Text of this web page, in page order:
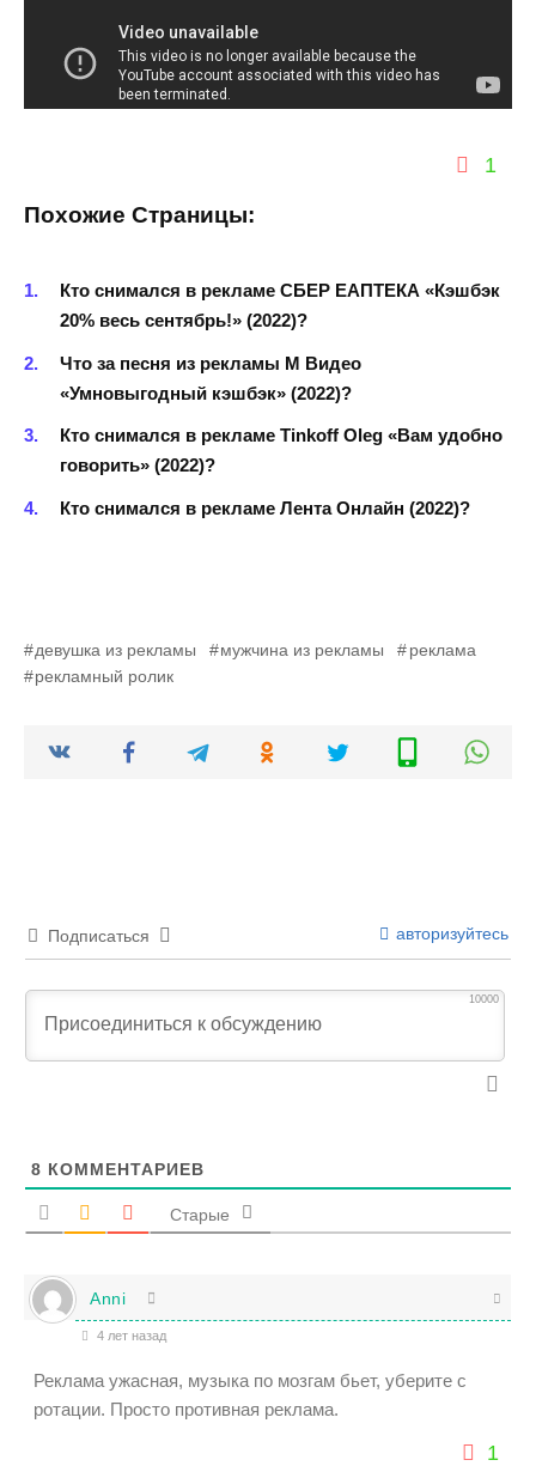
1
Похожие Страницы:
Кто снимался в рекламе СБЕР ЕАПТЕКА «Кэшбэк
20% весь сентябрь!» (2022)?
Что за песня из рекламы М Видео
«Умновыгодный кэшбэк» (2022)?
Кто снимался в рекламе Tinkoff Oleg «Вам удобно
говорить» (2022)?
Кто снимался в рекламе Лента Онлайн (2022)?
девушка из рекламы мужчина из рекламы
реклама
рекламный ролик
Подписаться авторизуйтесь
10000
8 КОММЕНТАРИЕВ
Старые
Anni
4 лет назад
Реклама ужасная, музыка по мозгам бьет, уберите с
ротации. Просто противная реклама.
1